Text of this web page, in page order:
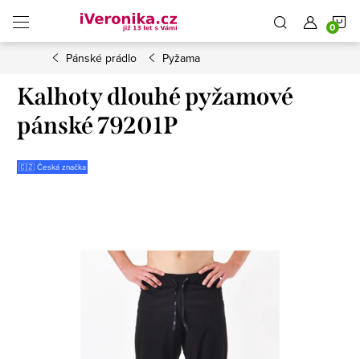
obsah
Pánské prádlo Pyžama
Kalhoty dlouhé pyžamové
pánské 79201P
🇨🇿 Česká značka